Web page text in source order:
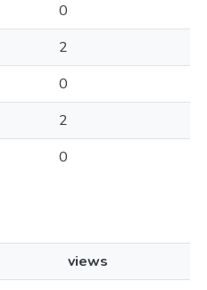
0
2
0
2
0
views